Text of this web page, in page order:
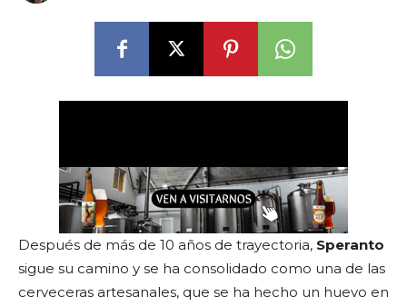
Después de más de 10 años de trayectoria, Speranto
sigue su camino y se ha consolidado como una de las
cerveceras artesanales, que se ha hecho un huevo en